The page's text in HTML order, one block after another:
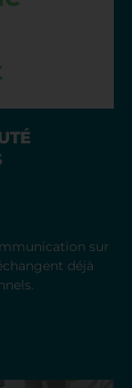
sur
déjà